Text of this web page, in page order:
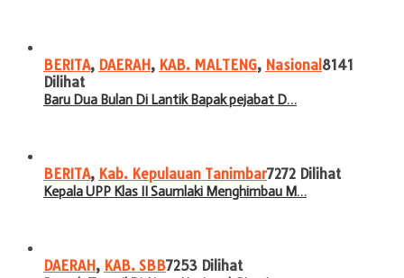
BERITA, DAERAH, KAB. MALTENG, Nasional 8141
Dilihat
Baru Dua Bulan Di Lantik Bapak pejabat D…
BERITA, Kab. Kepulauan Tanimbar7272 Dilihat
Kepala UPP Klas II Saumlaki Menghimbau M…
DAERAH, KAB. SBB7253 Dilihat